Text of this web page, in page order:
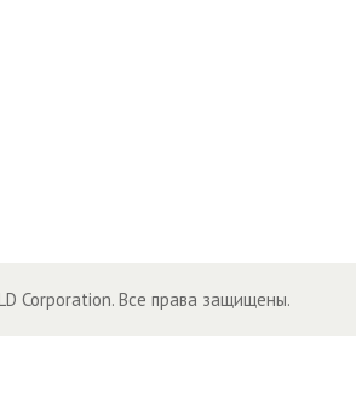
Corporation. Все права защищены.